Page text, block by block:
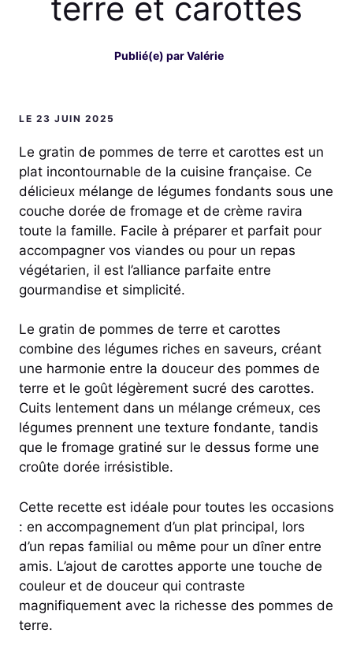
terre et carottes
Publié(e) parValérie
LE 23 JUIN 2025
Le gratin de pommes de terre et carottes est un
plat incontournable de la cuisine française. Ce
délicieux mélange de légumes fondants sous une
couche dorée de fromage et de crème ravira
toute la famille. Facile à préparer et parfait pour
accompagner vos viandes ou pour un repas
végétarien, il est l’alliance parfaite entre
gourmandise et simplicité.
Le gratin de pommes de terre et carottes
combine des légumes riches en saveurs, créant
une harmonie entre la douceur des pommes de
terre et le goût légèrement sucré des carottes.
Cuits lentement dans un mélange crémeux, ces
légumes prennent une texture fondante, tandis
que le fromage gratiné sur le dessus forme une
croûte dorée irrésistible.
Cette recette est idéale pour toutes les occasions
: en accompagnement d’un plat principal, lors
d’un repas familial ou même pour un dîner entre
amis. L’ajout de carottes apporte une touche de
couleur et de douceur qui contraste
magnifiquement avec la richesse des pommes de
terre.